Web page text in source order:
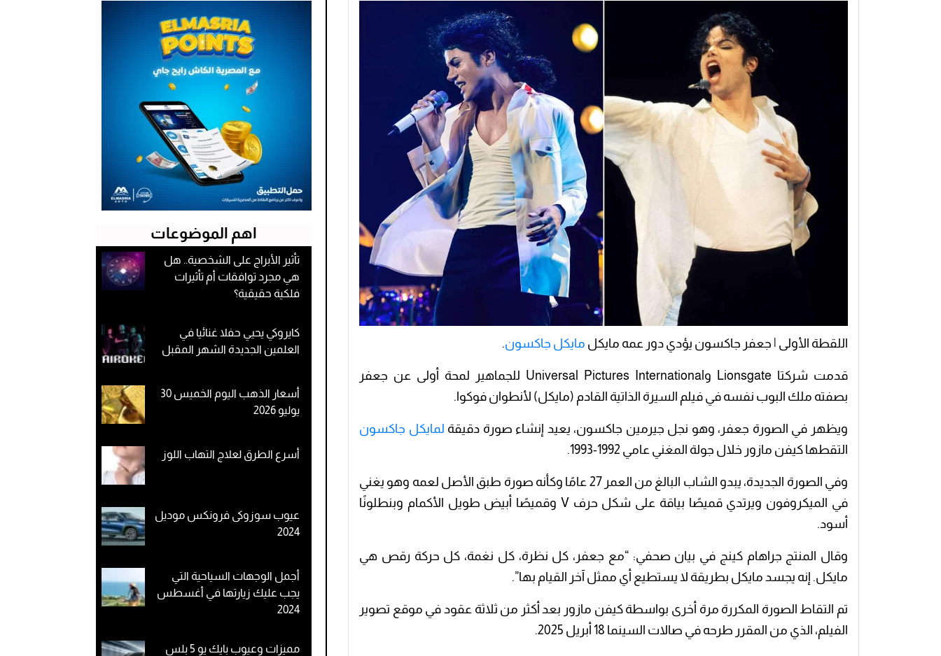
اللقطة الأولى | جعفر جاكسون يؤدي دور عمه مايكل مايكل جاكسون.
قدمت شركتا Lionsgate وUniversal Pictures International للجماهير لمحة أولى عن جعفر
بصفته ملك البوب نفسه في فيلم السيرة الذاتية القادم (مايكل) لأنطوان فوكوا.
ويظهر في الصورة جعفر، وهو نجل جيرمين جاكسون، يعيد إنشاء صورة دقيقة لمايكل جاكسون
التقطها كيفن مازور خلال جولة المغني عامي 1992-1993.
وفي الصورة الجديدة، يبدو الشاب البالغ من العمر 27 عامًا وكأنه صورة طبق الأصل لعمه وهو يغني
في الميكروفون ويرتدي قميصًا بياقة على شكل حرف V وقميصًا أبيض طويل الأكمام وبنطلونًا
أسود.
وقال المنتج جراهام كينج في بيان صحفي: “مع جعفر، كل نظرة، كل نغمة، كل حركة رقص هي
مايكل. إنه يجسد مايكل بطريقة لا يستطيع أي ممثل آخر القيام بها”.
تم التقاط الصورة المكررة مرة أخرى بواسطة كيفن مازور بعد أكثر من ثلاثة عقود في موقع تصوير
الفيلم، الذي من المقرر طرحه في صالات السينما 18 أبريل 2025.
اهم الموضوعات
تأثير الأبراج على الشخصية.. هل
هي مجرد توافقات أم تأثيرات
فلكية حقيقية؟
كايروكي يحيي حفلا غنائيا في
العلمين الجديدة الشهر المقبل
أسعار الذهب اليوم الخميس 30
يوليو 2026
أسرع الطرق لعلاج التهاب اللوز
عيوب سوزوكى فرونكس موديل
2024
أجمل الوجهات السياحية التي
يجب عليك زيارتها في أغسطس
2024
مميزات وعيوب بايك يو 5 بلس